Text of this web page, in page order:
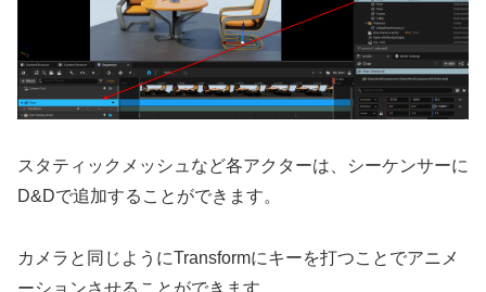
スタティックメッシュなど各アクターは、シーケンサーに
D&Dで追加することができます。
カメラと同じようにTransformにキーを打つことでアニメ
ーションさせることができます。